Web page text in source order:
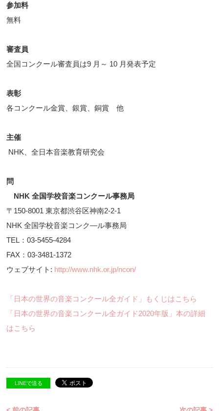
参加料
無料
審査員
全国コンクール審査員は9 月～ 10 月発表予定
表彰
各コンクール金賞、銀賞、銅賞 他
主催
NHK、全日本音楽教育研究会
問
NHK 全国学校音楽コンクール事務局
〒150-8001 東京都渋谷区神南2-2-1
NHK 全国学校音楽コンク―ル事務局
TEL：03-5455-4284
FAX：03-3481-1372
ウェブサイト: http://www.nhk.or.jp/ncon/
「日本の世界の音楽コンクール全ガイド」もくじはこちら
「日本の世界の音楽コンクール全ガイド2020年版」本の詳細
はこちら
LINEで送る